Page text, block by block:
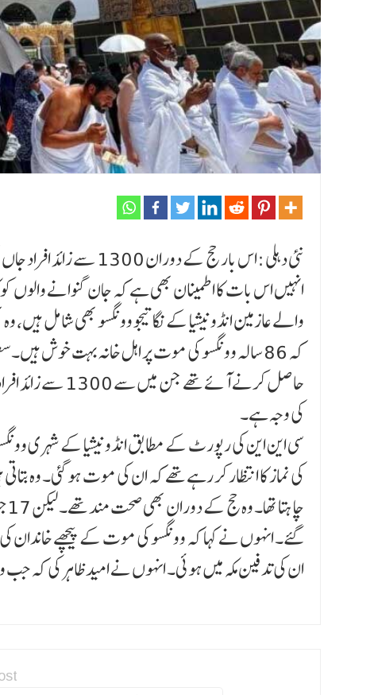
نئی دہلی :اس بار حج کے
انہیں اس بات کا اطمینان بھی ہے کہ جان گنوانے
والے عازمین انڈونیشیا کے نگاتیجو وونگسو بھی شامل ہیں،
حاصل کرنے آئے
کی وجہ ہے۔
کی نماز کا انتظار کر رہے تھے کہ ان کی موت ہو گئی۔ وہ
گئے۔ انہوں نے کہا کہ وونگسو کی موت کے پیچھے خاندان
ان کی تدفین مکہ میں ہوئی۔ انہوں نے امید ظاہر کی کہ جب